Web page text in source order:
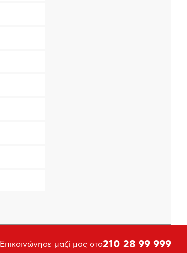
Επικοινώνησε μαζί μας στο210 28 99 999